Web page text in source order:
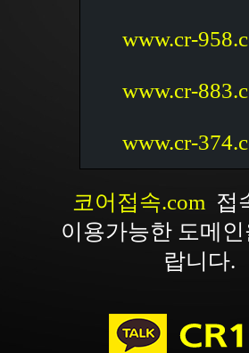
www.cr-
www.cr-
www.cr-
코어접속.com 접
이용가능한 도메
랍니다.